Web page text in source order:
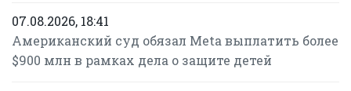
07.08.2026, 18:41
Американский суд обязал Meta выплатить более
$900 млн в рамках дела о защите детей